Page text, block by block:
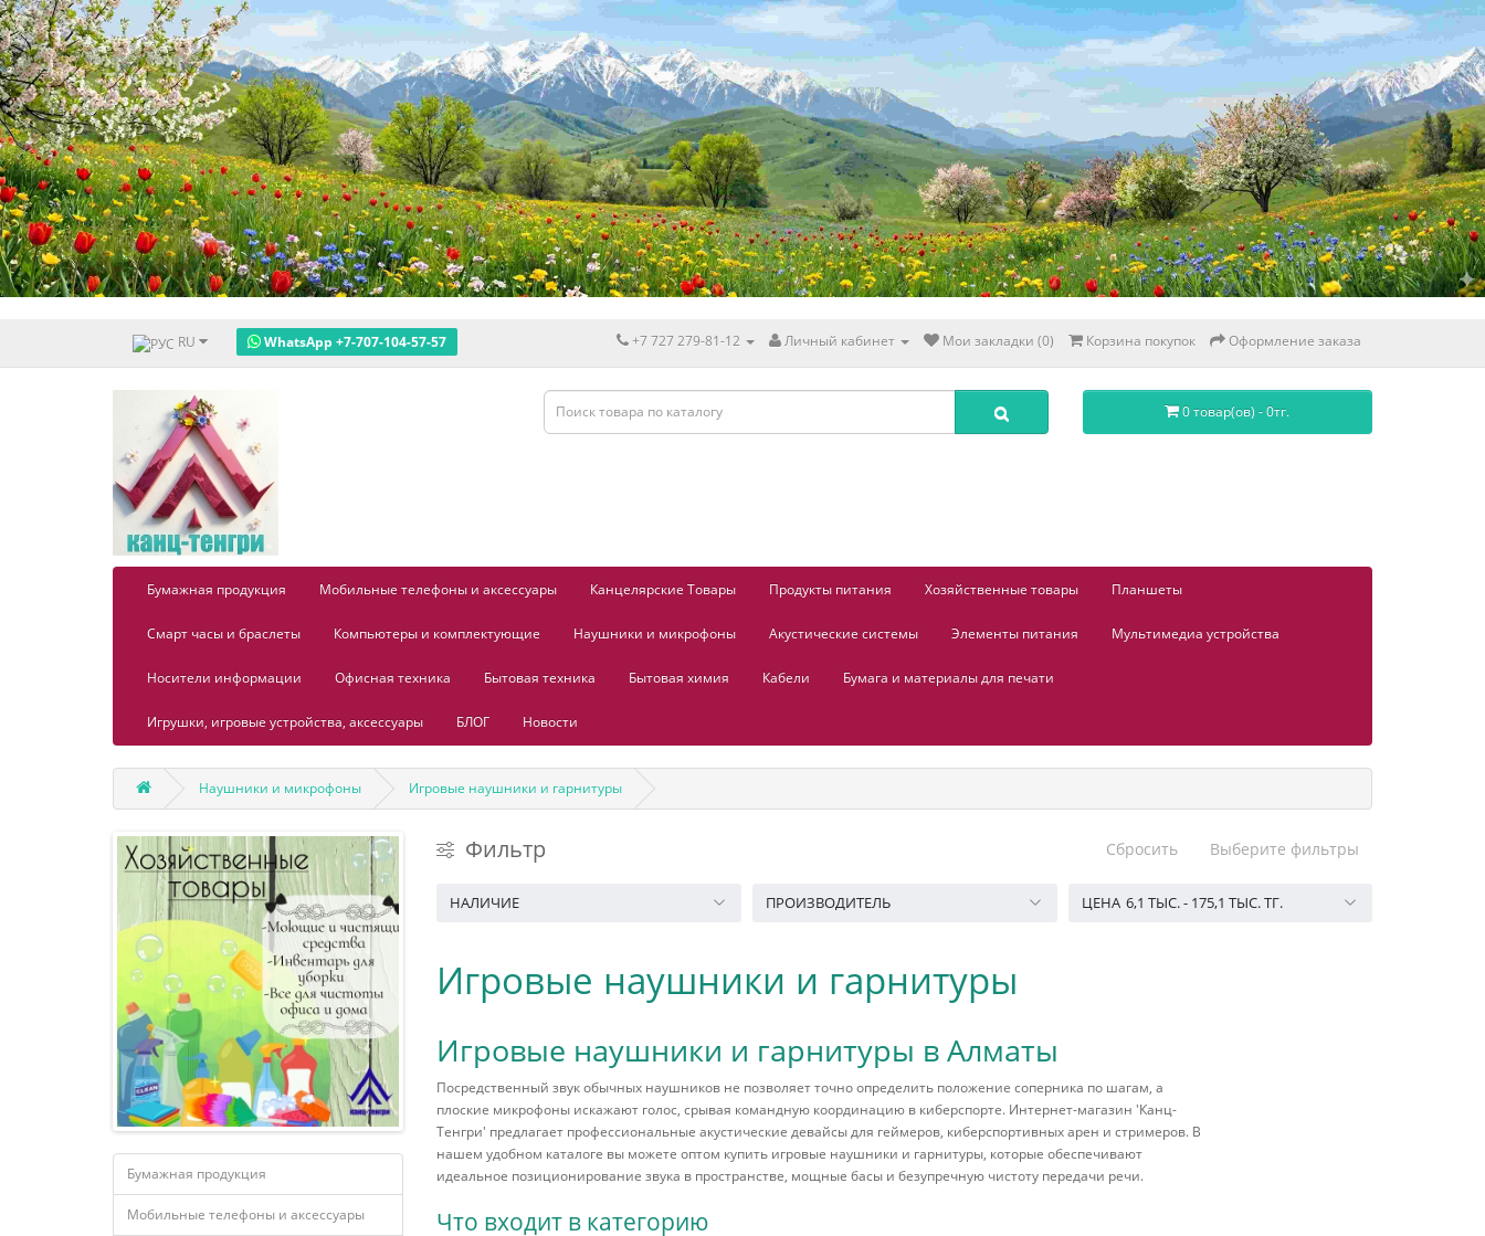
RU WhatsApp +7-707-104-57-57 +7 727 279-81-12 Личный кабинет Мои закладки (0) Корзина покупок Оформление заказа
0 товар(ов) - 0тг.
Бумажная продукция Мобильные телефоны и аксессуары Канцелярские Товары Продукты питания Хозяйственные товары Планшеты
Смарт часы и браслеты Компьютеры и комплектующие Наушники и микрофоны Акустические системы Элементы питания Мультимедиа устройства
Носители информации Офисная техника Бытовая техника Бытовая химия Кабели Бумага и материалы для печати
Игрушки, игровые устройства, аксессуары БЛОГ Новости
Наушники и микрофоны Игровые наушники и гарнитуры
Бумажная продукция
Мобильные телефоны и аксессуары
Фильтр Сбросить Выберите фильтры
НАЛИЧИЕ ПРОИЗВОДИТЕЛЬ 6,1 ТЫС.- 175,1 ТЫС.ТГ.
ЦЕНА
Игровые наушники и гарнитуры
Игровые наушники и гарнитуры в Алматы
Посредственный звук обычных наушников не позволяет точно определить положение соперника по шагам, а
плоские микрофоны искажают голос, срывая командную координацию в киберспорте. Интернет-магазин 'Канц-
Тенгри' предлагает профессиональные акустические девайсы для геймеров, киберспортивных арен и стримеров. В
нашем удобном каталоге вы можете оптом купить игровые наушники и гарнитуры, которые обеспечивают
идеальное позиционирование звука в пространстве, мощные басы и безупречную чистоту передачи речи.
Что входит в категорию